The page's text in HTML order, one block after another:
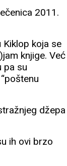
2011.
koja se
knjige. Već
pa su
džepa
ih ovi brzo